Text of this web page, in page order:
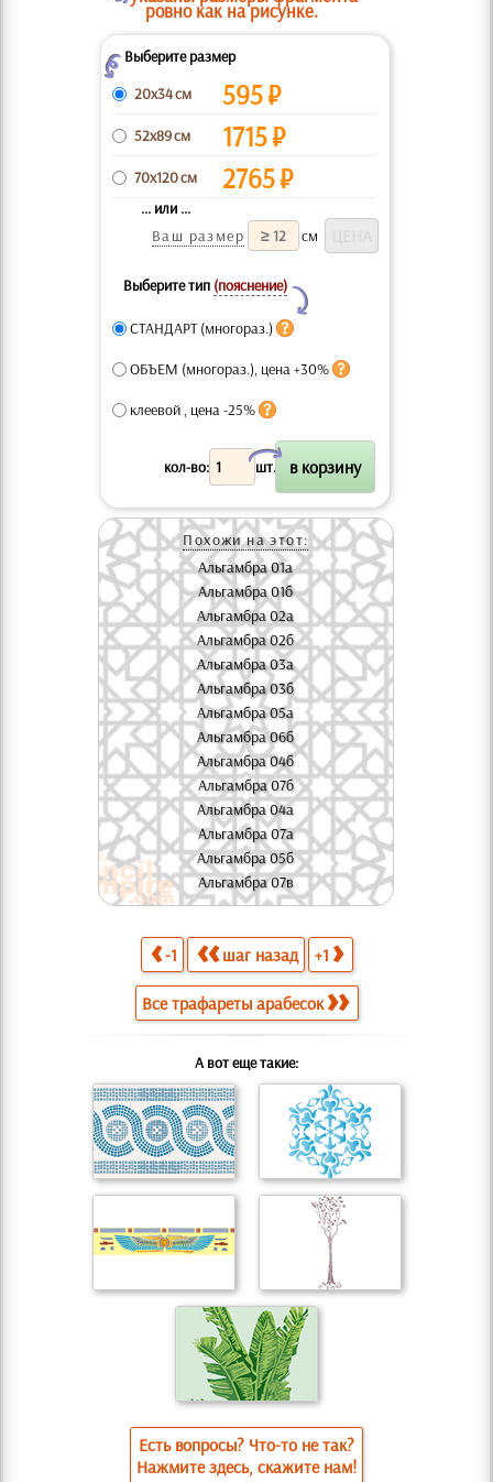
ровно как на рисунке.
ZВыберите размер
20x34 см
595₽
52x89 см 1715₽
70x120 см 2765₽
... или ...
Ваш размер
см
Выберите тип (пояснение)
Y
СТАНДАРТ (многораз.)
ОБЪЕМ (многораз.), цена +30%
клеевой , цена -25%
кол-во: шт.
X
Похожи на этот:
Альгамбра 01а
Альгамбра 01б
Альгамбра 02а
Альгамбра 02б
Альгамбра 03а
Альгамбра 03б
Альгамбра 05а
Альгамбра 06б
Альгамбра 04б
Альгамбра 07б
Альгамбра 04а
Альгамбра 07а
Альгамбра 05б
Альгамбра 07в
-1 шаг назад +1
Все трафареты арабесок
А вот еще такие:
Есть вопросы? Что-то не так?
Нажмите здесь, скажите нам!